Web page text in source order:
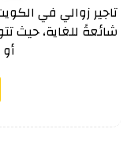
تاجير زوالي في
شائعةً للغاية، حيث